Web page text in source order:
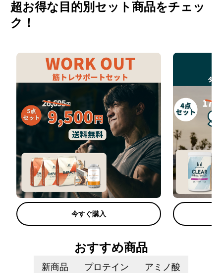
超お得な目的別セット商品をチェッ
ク！
今すぐ購入
おすすめ商品
新商品 プロテイン アミノ酸